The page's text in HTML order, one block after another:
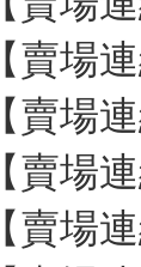
【賣場
【賣場
【賣場
【賣場